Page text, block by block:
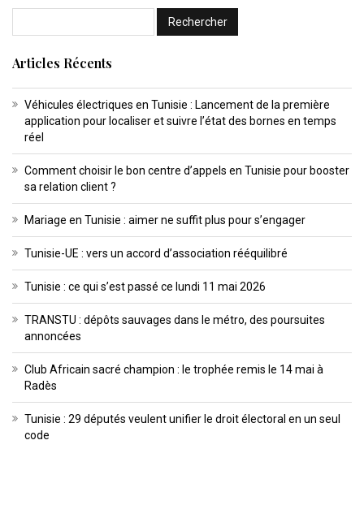
Articles Récents
Véhicules électriques en Tunisie : Lancement de la première
application pour localiser et suivre l’état des bornes en temps
réel
Comment choisir le bon centre d’appels en Tunisie pour booster
sa relation client ?
Mariage en Tunisie : aimer ne suffit plus pour s’engager
Tunisie-UE : vers un accord d’association rééquilibré
Tunisie : ce qui s’est passé ce lundi 11 mai 2026
TRANSTU : dépôts sauvages dans le métro, des poursuites
annoncées
Club Africain sacré champion : le trophée remis le 14 mai à
Radès
Tunisie : 29 députés veulent unifier le droit électoral en un seul
code